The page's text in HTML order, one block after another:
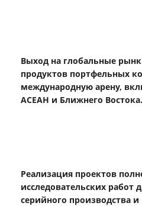
Выход на глобальные
продуктов портфельных
международную арену,
АСЕАН и Ближнего Востока.
Реализация проектов
исследовательских работ
серийного производства